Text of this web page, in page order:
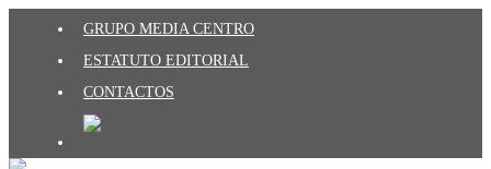
GRUPO MEDIA CENTRO
ESTATUTO EDITORIAL
CONTACTOS